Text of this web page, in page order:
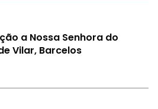
a Nossa Senhora do
Vilar, Barcelos